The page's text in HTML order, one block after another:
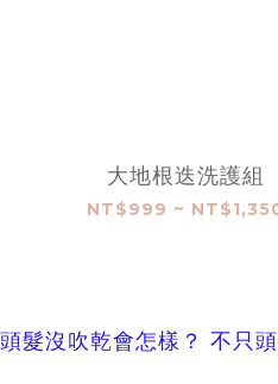
大地根迭洗護組
NT$999 ~
頭髮沒吹乾會怎樣？ 不只